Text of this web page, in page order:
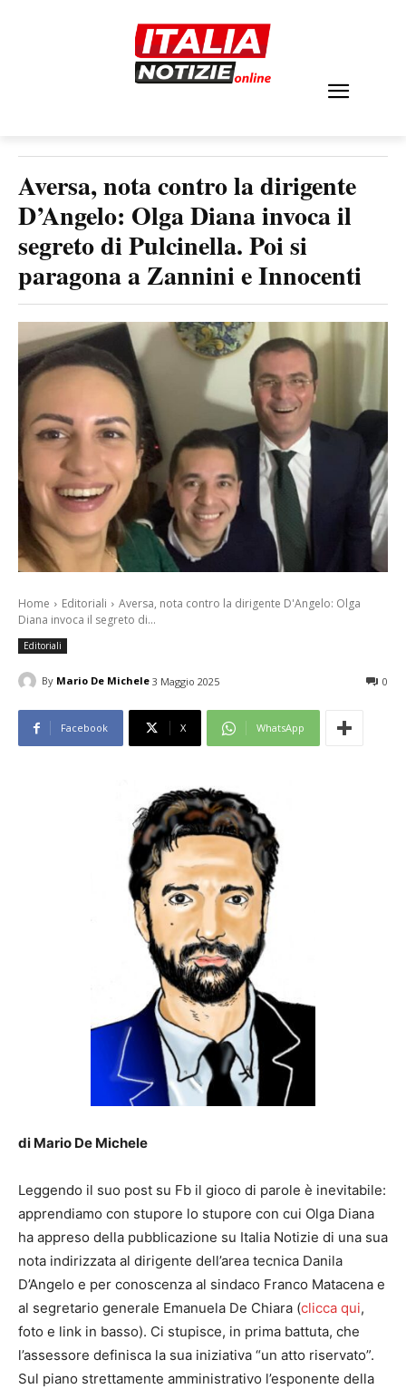
Aversa, nota contro la dirigente
D’Angelo: Olga Diana invoca il
segreto di Pulcinella. Poi si
paragona a Zannini e Innocenti
Home Editoriali
Aversa, nota contro la dirigente D'Angelo: Olga
Diana invoca il segreto di...
Editoriali
By Mario De Michele 3 Maggio 2025 0
Facebook X WhatsApp
di Mario De Michele
Leggendo il suo post su Fb il gioco di parole è inevitabile:
apprendiamo con stupore lo stupore con cui Olga Diana
ha appreso della pubblicazione su Italia Notizie di una sua
nota indirizzata al dirigente dell’area tecnica Danila
D’Angelo e per conoscenza al sindaco Franco Matacena e
al segretario generale Emanuela De Chiara (clicca qui,
foto e link in basso). Ci stupisce, in prima battuta, che
l’assessore definisca la sua iniziativa “un atto riservato”.
Sul piano strettamente amministrativo l’esponente della